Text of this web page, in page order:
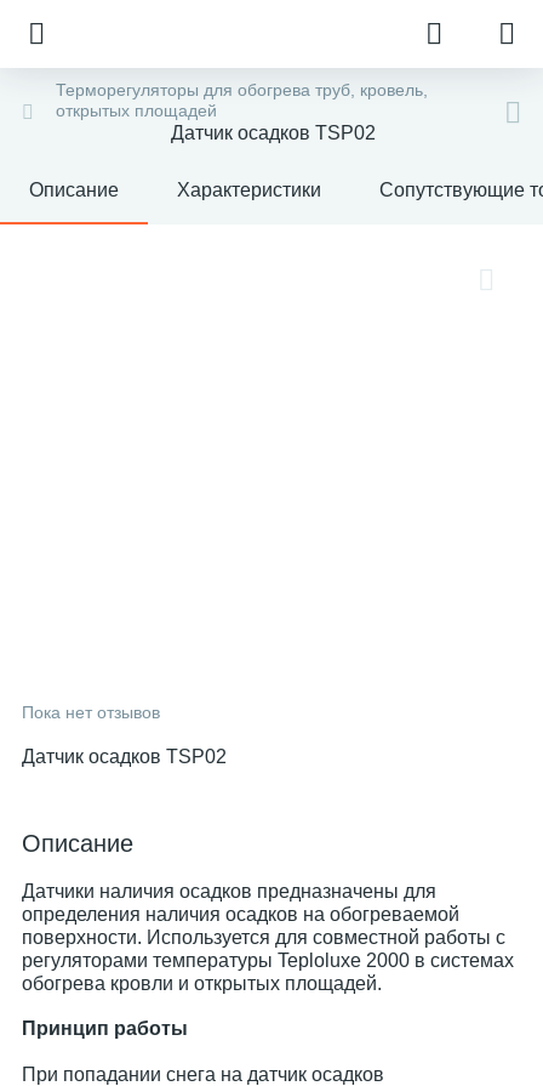
Терморегуляторы для обогрева труб, кровель,
открытых площадей
Датчик осадков TSP02
Описание Характеристики Сопутствующие
Пока нет отзывов
Датчик осадков TSP02
Описание
Датчики наличия осадков предназначены для
определения наличия осадков на обогреваемой
поверхности. Используется для совместной работы с
регуляторами температуры Teploluxe 2000 в системах
обогрева кровли и открытых площадей.
Принцип работы
При попадании снега на датчик осадков